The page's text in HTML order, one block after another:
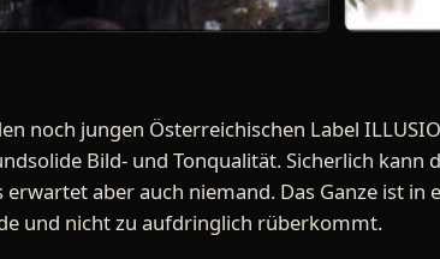
noch jungen Österreichischen Label
Bild- und Tonqualität. Sicherlich kann
aber auch niemand. Das Ganze ist
und nicht zu aufdringlich rüberkommt.